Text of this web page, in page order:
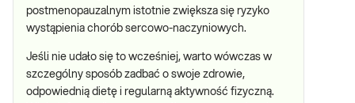
postmenopauzalnym istotnie zwiększa się ryzyko
wystąpienia chorób sercowo-naczyniowych.
Jeśli nie udało się to wcześniej, warto wówczas w
szczególny sposób zadbać o swoje zdrowie,
odpowiednią dietę i regularną aktywność fizyczną.